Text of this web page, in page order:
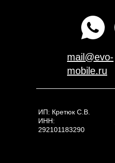
ИП: Кретюк С.В.
ИНН:
292101183290
mail@evo-
mobile.ru